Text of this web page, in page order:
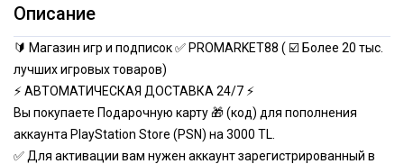
Описание
🔰 Магазин игр и подписок ✅ PROMARKET88 ( ☑️ Более 20 тыс.
лучших игровых товаров)
⚡ АВТОМАТИЧЕСКАЯ ДОСТАВКА 24/7 ⚡
Вы покупаете Подарочную карту 🎁 (код) для пополнения
аккаунта PlayStation Store (PSN) на 3000 TL.
✅ Для активации вам нужен аккаунт зарегистрированный в